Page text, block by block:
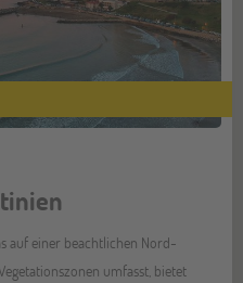
auf einer beachtlichen Nord-
umfasst, bietet